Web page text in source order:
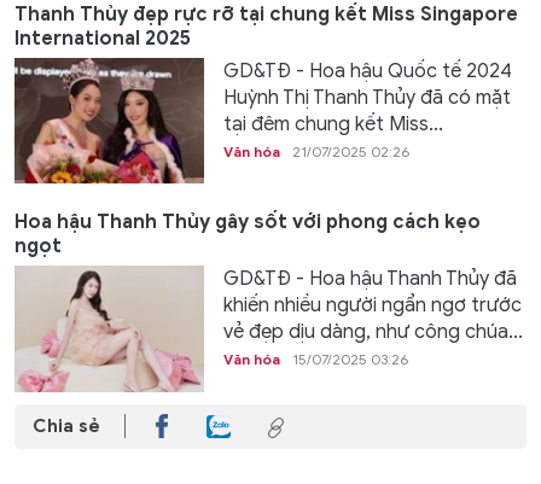
Thanh Thủy đẹp rực rỡ tại chung kết Miss Singapore
International 2025
GD&TĐ - Hoa hậu Quốc tế 2024
Huỳnh Thị Thanh Thủy đã có mặt
tại đêm chung kết Miss...
Văn hóa 21/07/2025 02:26
Hoa hậu Thanh Thủy gây sốt với phong cách kẹo
ngọt
GD&TĐ - Hoa hậu Thanh Thủy đã
khiến nhiều người ngẩn ngơ trước
vẻ đẹp dịu dàng, như công chúa...
Văn hóa 15/07/2025 03:26
Chia sẻ